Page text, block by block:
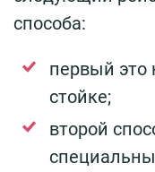
способа:
первый это
стойке;
второй